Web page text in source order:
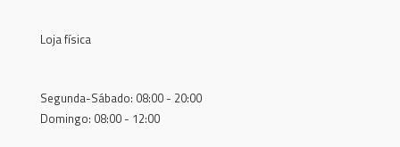
Loja física
Segunda-Sábado: 08:00 - 20:00
Domingo: 08:00 - 12:00